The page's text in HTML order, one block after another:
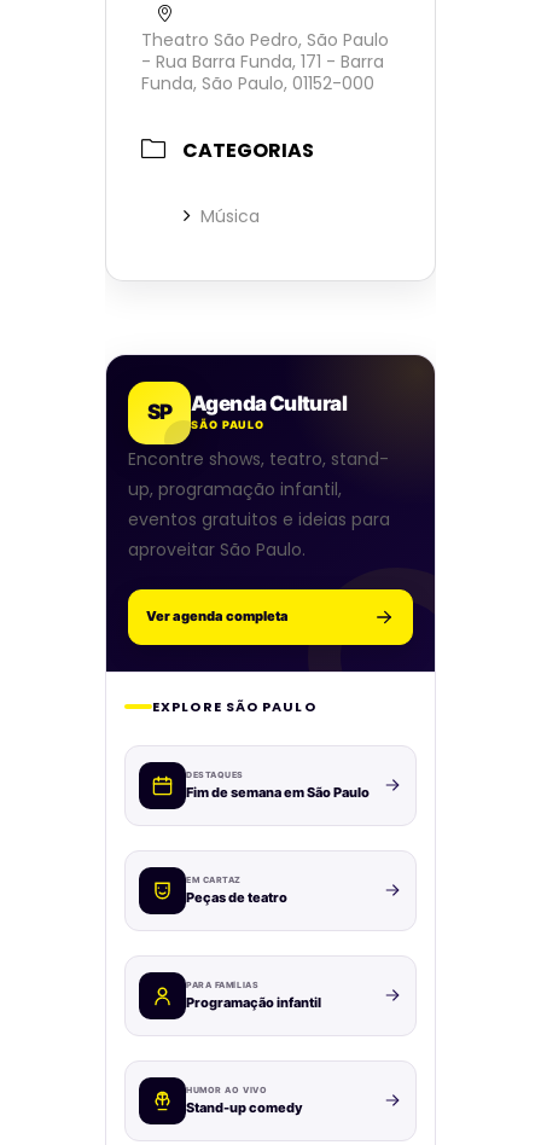
Theatro São Pedro, São Paulo
- Rua Barra Funda, 171 - Barra
Funda, São Paulo, 01152-000
CATEGORIAS
Música
SP Agenda Cultural
SÃO PAULO
Encontre shows, teatro, stand-
up, programação infantil,
eventos gratuitos e ideias para
aproveitar São Paulo.
Ver agenda completa
EXPLORE SÃO PAULO
DESTAQUES
Fim de semana em São Paulo
EM CARTAZ
Peças de teatro
PARA FAMÍLIAS
Programação infantil
HUMOR AO VIVO
Stand-up comedy